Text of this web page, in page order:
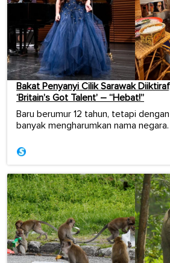
Bakat Penyanyi Cilik Sarawak
‘Britain’s Got Talent’ – “Hebat!”
Baru berumur 12 tahun, tetapi
banyak mengharumkan nama negara.